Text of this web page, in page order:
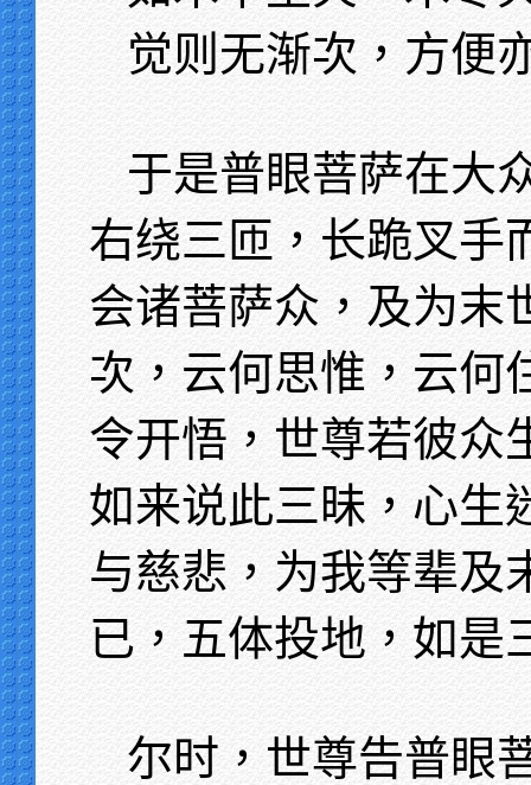
觉则无渐次，方便
于是普眼菩萨在大
右绕三匝，长跪叉手
会诸菩萨众，及为末
次，云何思惟，云何
令开悟，世尊若彼众
如来说此三昧，心生
与慈悲，为我等辈及
已，五体投地，如是
尔时，世尊告普眼